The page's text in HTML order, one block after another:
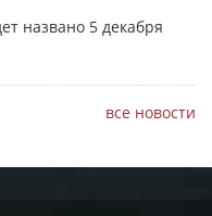
названо 5 декабря
все новости